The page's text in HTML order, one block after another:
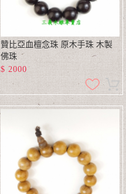
贊比亞血檀念珠 原木手珠 木製
佛珠
$ 2000